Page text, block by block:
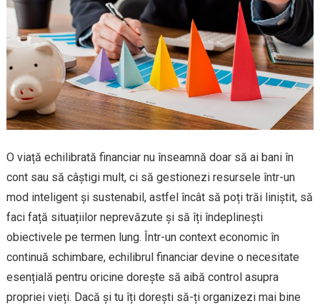
O viață echilibrată financiar nu înseamnă doar să ai bani în
cont sau să câștigi mult, ci să gestionezi resursele într-un
mod inteligent și sustenabil, astfel încât să poți trăi liniștit, să
faci față situațiilor neprevăzute și să îți îndeplinești
obiectivele pe termen lung. Într-un context economic în
continuă schimbare, echilibrul financiar devine o necesitate
esențială pentru oricine dorește să aibă control asupra
propriei vieți. Dacă și tu îți dorești să-ți organizezi mai bine